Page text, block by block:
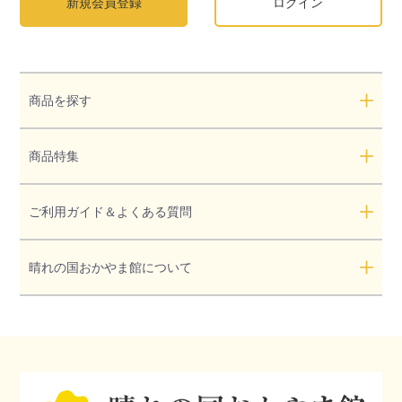
商品を探す
商品特集
ご利用ガイド＆よくある質問
晴れの国おかやま館について